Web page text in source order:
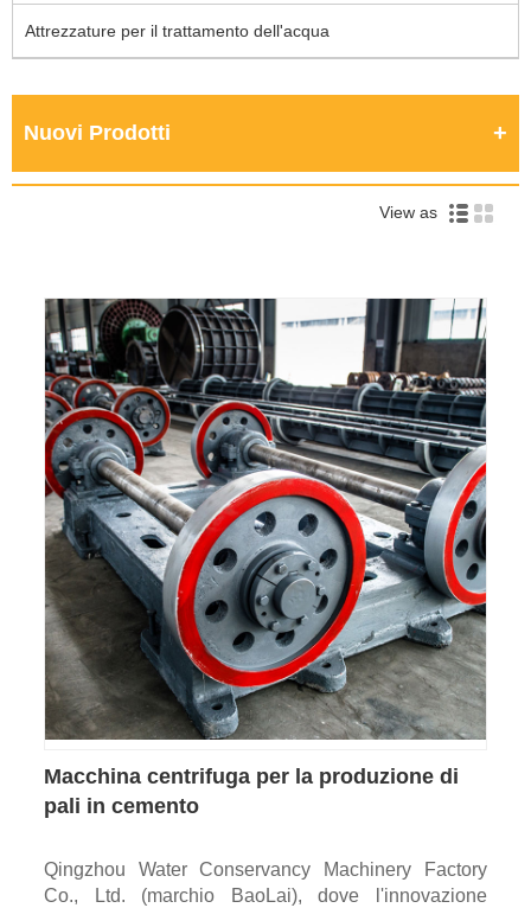
Attrezzature per il trattamento dell'acqua
Nuovi Prodotti
View as
Macchina centrifuga per la produzione di
pali in cemento
Qingzhou Water Conservancy Machinery Factory
Co., Ltd. (marchio BaoLai), dove l'innovazione